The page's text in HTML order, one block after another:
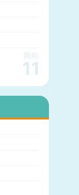
网站
11